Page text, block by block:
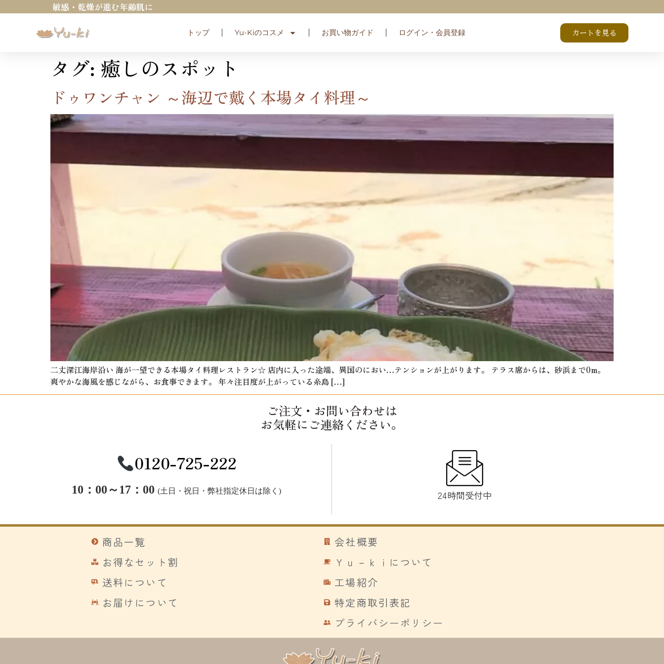
敏感・乾燥が進む年齢肌に
トップ Yu-Kiのコスメ お買い物ガイド ログイン・会員登録 カートを見る
タグ: 癒しのスポット
ドゥワンチャン ～海辺で戴く本場タイ料理～
二丈深江海岸沿い 海が一望できる本場タイ料理レストラン☆ 店内に入った途端、異国のにおい…テンションが上がります。 テラス席からは、砂浜まで0m。
爽やかな海風を感じながら、お食事できます。 年々注目度が上がっている糸島 […]
ご注文・お問い合わせは
お気軽にご連絡ください。
0120-725-222
10：00～17：00(土日・祝日・弊社指定休日は除く) 24時間受付中
商品一覧
お得なセット割
送料について
お届けについて
会社概要
Ｙｕ－ｋｉについて
工場紹介
特定商取引表記
プライバシーポリシー